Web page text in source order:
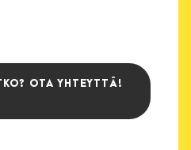
OTA YHTEYTTÄ!